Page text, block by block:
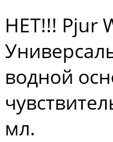
НЕТ!!! Pjur
водной
мл.